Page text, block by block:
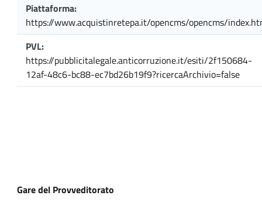
Piattaforma:
https://www.acquistinretepa.it/opencms/opencms/
PVL:
https://pubblicitalegale.anticorruzione.it/esiti/2f150684-
12af-48c6-bc88-ec7bd26b19f9?ricercaArchivio=false
Gare del Provveditorato